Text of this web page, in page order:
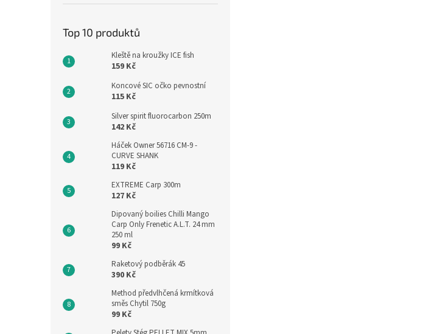
Top 10 produktů
Kleště na kroužky ICE fish
159 Kč
Koncové SIC očko pevnostní
115 Kč
Silver spirit fluorocarbon 250m
142 Kč
Háček Owner 56716 CM-9 -
CURVE SHANK
119 Kč
EXTREME Carp 300m
127 Kč
Dipovaný boilies Chilli Mango
Carp Only Frenetic A.L.T. 24 mm
250 ml
99 Kč
Raketový podběrák 45
390 Kč
Method předvlhčená krmítková
směs Chytil 750g
99 Kč